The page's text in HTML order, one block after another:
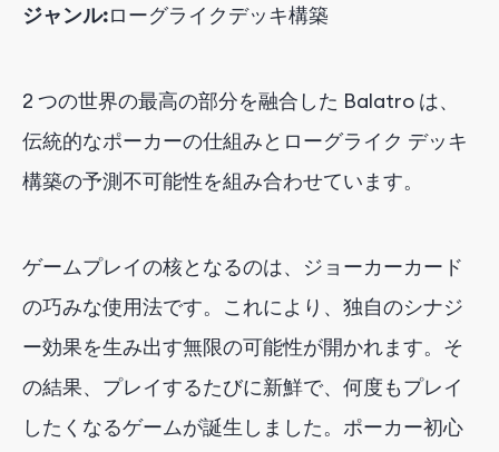
ジャンル:ローグライクデッキ構築
2 つの世界の最高の部分を融合した Balatro は、
伝統的なポーカーの仕組みとローグライク デッキ
構築の予測不可能性を組み合わせています。
ゲームプレイの核となるのは、ジョーカーカード
の巧みな使用法です。これにより、独自のシナジ
ー効果を生み出す無限の可能性が開かれます。そ
の結果、プレイするたびに新鮮で、何度もプレイ
したくなるゲームが誕生しました。ポーカー初心